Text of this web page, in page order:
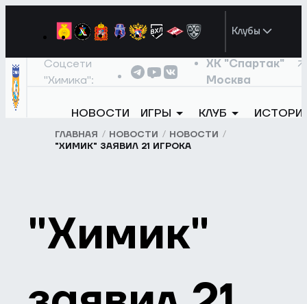
Клубы
Соцсети
"Химика":
ХК "Спартак"
Москва
НОВОСТИ ИГРЫ КЛУБ
ГЛАВНАЯ НОВОСТИ
НОВОСТИ
"ХИМИК" ЗАЯВИЛ 21 ИГРОКА
"Химик"